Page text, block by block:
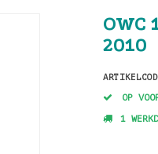
OWC
2010
OP
1